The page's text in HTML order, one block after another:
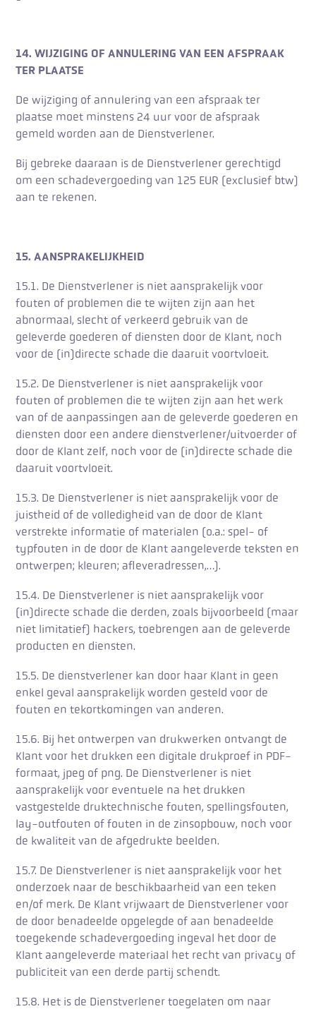
14. WIJZIGING OF ANNULERING VAN EEN AFSPRAAK
TER PLAATSE
De wijziging of annulering van een afspraak ter
plaatse moet minstens 24 uur voor de afspraak
gemeld worden aan de Dienstverlener.
Bij gebreke daaraan is de Dienstverlener gerechtigd
om een schadevergoeding van 125 EUR (exclusief btw)
aan te rekenen.
15. AANSPRAKELIJKHEID
15.1. De Dienstverlener is niet aansprakelijk voor
fouten of problemen die te wijten zijn aan het
abnormaal, slecht of verkeerd gebruik van de
geleverde goederen of diensten door de Klant, noch
voor de (in)directe schade die daaruit voortvloeit.
15.2. De Dienstverlener is niet aansprakelijk voor
fouten of problemen die te wijten zijn aan het werk
van of de aanpassingen aan de geleverde goederen en
diensten door een andere dienstverlener/uitvoerder of
door de Klant zelf, noch voor de (in)directe schade die
daaruit voortvloeit.
15.3. De Dienstverlener is niet aansprakelijk voor de
juistheid of de volledigheid van de door de Klant
verstrekte informatie of materialen (o.a.: spel- of
typfouten in de door de Klant aangeleverde teksten en
ontwerpen; kleuren; afleveradressen,…).
15.4. De Dienstverlener is niet aansprakelijk voor
(in)directe schade die derden, zoals bijvoorbeeld (maar
niet limitatief) hackers, toebrengen aan de geleverde
producten en diensten.
15.5. De dienstverlener kan door haar Klant in geen
enkel geval aansprakelijk worden gesteld voor de
fouten en tekortkomingen van anderen.
15.6. Bij het ontwerpen van drukwerken ontvangt de
Klant voor het drukken een digitale drukproef in PDF-
formaat, jpeg of png. De Dienstverlener is niet
aansprakelijk voor eventuele na het drukken
vastgestelde druktechnische fouten, spellingsfouten,
lay-outfouten of fouten in de zinsopbouw, noch voor
de kwaliteit van de afgedrukte beelden.
15.7. De Dienstverlener is niet aansprakelijk voor het
onderzoek naar de beschikbaarheid van een teken
en/of merk. De Klant vrijwaart de Dienstverlener voor
de door benadeelde opgelegde of aan benadeelde
toegekende schadevergoeding ingeval het door de
Klant aangeleverde materiaal het recht van privacy of
publiciteit van een derde partij schendt.
15.8. Het is de Dienstverlener toegelaten om naar